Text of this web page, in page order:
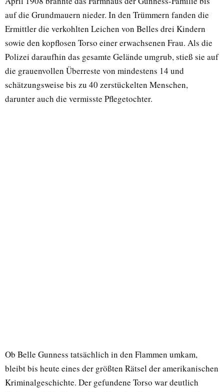
auf die Grundmauern nieder. In den Trümmern fanden die
Ermittler die verkohlten Leichen von Belles drei Kindern
sowie den kopflosen Torso einer erwachsenen Frau. Als die
Polizei daraufhin das gesamte Gelände umgrub, stieß sie auf
die grauenvollen Überreste von mindestens 14 und
schätzungsweise bis zu 40 zerstückelten Menschen,
darunter auch die vermisste Pflegetochter.
Ob Belle Gunness tatsächlich in den Flammen umkam,
bleibt bis heute eines der größten Rätsel der amerikanischen
Kriminalgeschichte. Der gefundene Torso war deutlich